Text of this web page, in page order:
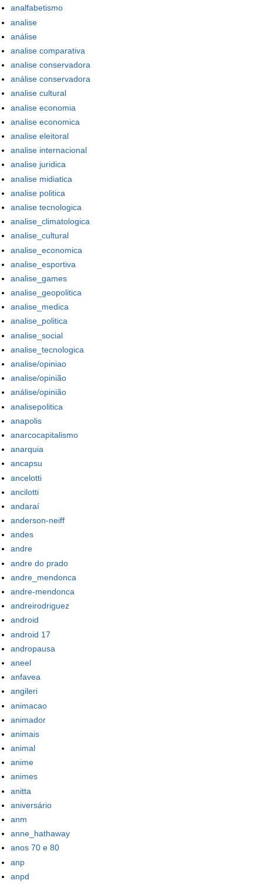
analfabetismo
analise
análise
analise comparativa
analise conservadora
análise conservadora
analise cultural
analise economia
analise economica
analise eleitoral
analise internacional
analise juridica
analise midiatica
analise politica
analise tecnologica
analise_climatologica
analise_cultural
analise_economica
analise_esportiva
analise_games
analise_geopolitica
analise_medica
analise_politica
analise_social
analise_tecnologica
analise/opiniao
analise/opinião
análise/opinião
analisepolitica
anapolis
anarcocapitalismo
anarquia
ancapsu
ancelotti
ancilotti
andaraí
anderson-neiff
andes
andre
andre do prado
andre_mendonca
andre-mendonca
andreirodriguez
android
android 17
andropausa
aneel
anfavea
angileri
animacao
animador
animais
animal
anime
animes
anitta
aniversário
anm
anne_hathaway
anos 70 e 80
anp
anpd